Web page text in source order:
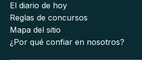
El diario de hoy
Reglas de concursos
Mapa del sitio
¿Por qué confiar en nosotros?